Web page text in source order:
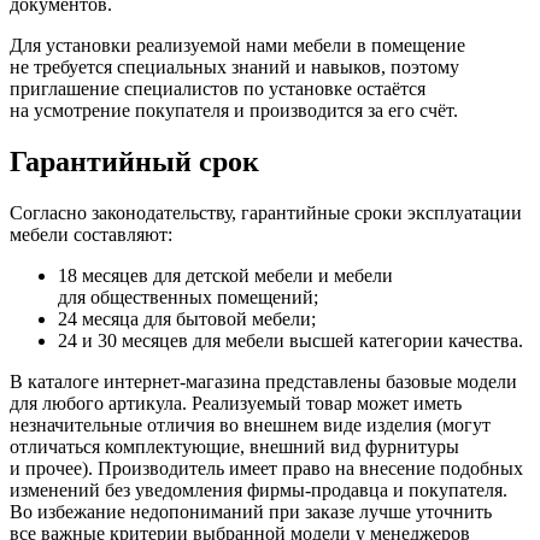
Для установки реализуемой нами мебели в помещение
не требуется специальных знаний и навыков, поэтому
приглашение специалистов по установке остаётся
на усмотрение покупателя и производится за его счёт.
Гарантийный срок
Согласно законодательству, гарантийные сроки эксплуатации
мебели составляют:
18 месяцев для детской мебели и мебели
для общественных помещений;
24 месяца для бытовой мебели;
24 и 30 месяцев для мебели высшей категории качества.
В каталоге интернет-магазина представлены базовые модели
для любого артикула. Реализуемый товар может иметь
незначительные отличия во внешнем виде изделия (могут
отличаться комплектующие, внешний вид фурнитуры
и прочее). Производитель имеет право на внесение подобных
изменений без уведомления фирмы-продавца и покупателя.
Во избежание недопониманий при заказе лучше уточнить
все важные критерии выбранной модели у менеджеров